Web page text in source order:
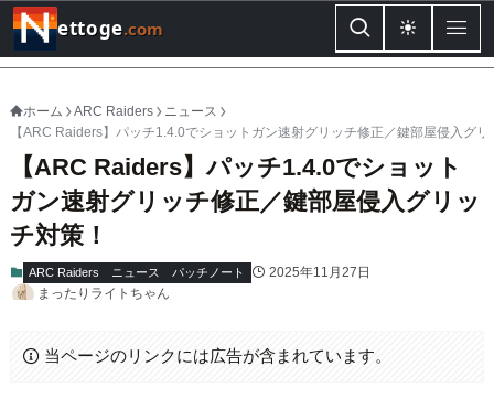
ettoge.com
ホーム ARC Raiders
ニュース
【ARC Raiders】パッチ1.4.0でショットガン速射グリッチ修正／鍵部屋侵入グリ
【ARC Raiders】パッチ1.4.0でショット
ガン速射グリッチ修正／鍵部屋侵入グリッ
チ対策！
ARC Raiders ニュース パッチノート
2025年11月27日
まったりライトちゃん
当ページのリンクには広告が含まれています。